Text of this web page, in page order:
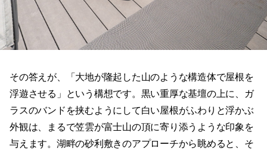
その答えが、「大地が隆起した山のような構造体で屋根を
浮遊させる」という構想です。黒い重厚な基壇の上に、ガ
ラスのバンドを挟むようにして白い屋根がふわりと浮かぶ
外観は、まるで笠雲が富士山の頂に寄り添うような印象を
与えます。湖畔の砂利敷きのアプローチから眺めると、そ